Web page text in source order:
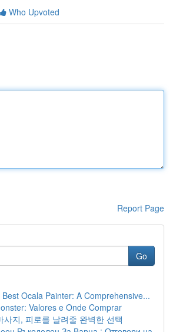
Who Upvoted
Report Page
Go
Ocala Painter: A Comprehensive...
Valores e Onde Comprar
사지, 피로를 날려줄 완벽한 선택